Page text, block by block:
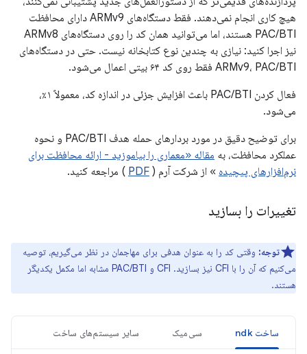
هیچ کاری انجام نمی‌دهند. فقط دستگاه‌های ARMv9 دارای محافظت
PAC/BTI هستند، اما می‌توانید همان کد را روی دستگاه‌های ARMv8
نیز اجرا کنید: نیازی به چندین نوع کتابخانه نیست. حتی در دستگاه‌های
ARMv9، PAC/BTI فقط روی کد ۶۴ بیتی اعمال می‌شود.
فعال کردن PAC/BTI باعث افزایش جزئی در اندازه کد، معمولاً ۱٪،
می‌شود.
برای توضیح دقیق در مورد بردارهای حمله هدف PAC/BTI و نحوه
عملکرد محافظت، به مقاله «معماری را بیاموزید - ارائه محافظت برای
نرم‌افزارهای پیچیده » از شرکت آرم ( PDF ) مراجعه کنید.
تغییرات را بسازید
توجه: وقتی کد را به عنوان هدفی برای مهاجمان در نظر می‌گیریم، توصیه
می‌کنیم که آن را با CFI نیز بسازید. CFI و PAC/BTI مشابه اما مکمل یکدیگر
هستند.
ساخت ndk سی‌میک سایر سیستم‌های ساخت